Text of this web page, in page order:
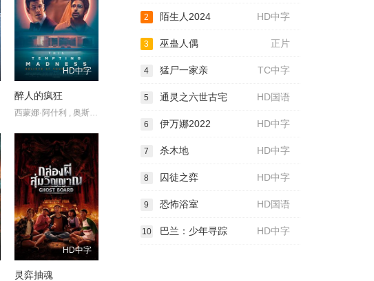
HD中字
醉人的疯狂
西蒙娜·阿什利 , 奥斯汀·斯托维尔 , 莫让·阿里亚 , 马克·阿特伯里 , 洁基·伯明翰 , Niya Brahmbhatt , 贝文·布茹 , 塞缪尔·科德 , 蔡斯·基姆 , Jeff Marlow , Amol Shah , 苏拉·沙玛 , 泽诺比娅·谢罗夫 , 奥登·桑顿
HD中字
灵弈抽魂
HD中字
2 陌生人2024
正片
3 巫蛊人偶
TC中字
4 猛尸一家亲
HD国语
5 通灵之六世古宅
HD中字
6 伊万娜2022
HD中字
7 杀木地
HD中字
8 囚徒之弈
HD国语
9 恐怖浴室
HD中字
10 巴兰：少年寻踪